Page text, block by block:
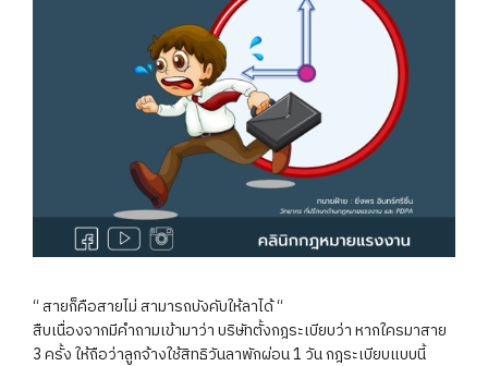
“ สายก็คือสายไม่ สามารถบังคับให้ลาได้ “
สืบเนื่องจากมีคำถามเข้ามาว่า บริษัทตั้งกฎระเบียบว่า หากใครมาสาย
3 ครั้ง ให้ถือว่าลูกจ้างใช้สิทธิวันลาพักผ่อน 1 วัน กฎระเบียบแบบนี้